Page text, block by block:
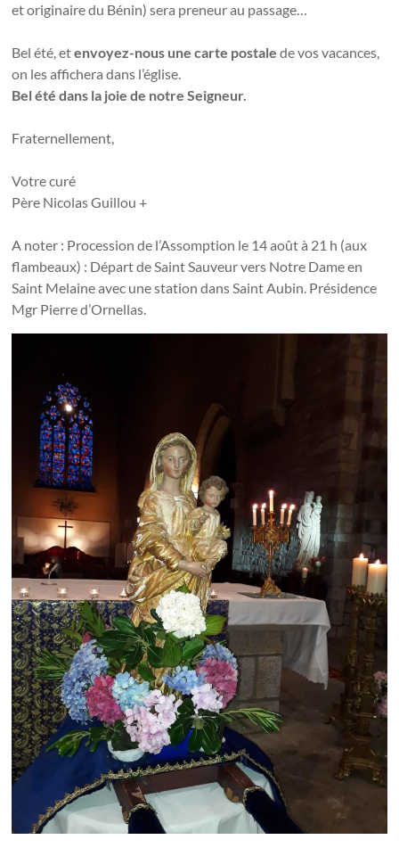
et originaire du Bénin) sera preneur au passage…
Bel été, etenvoyez-nous une carte postalede vos vacances,
on les affichera dans l’église.
Bel été dans la joie de notre Seigneur.
Fraternellement,
Votre curé
Père Nicolas Guillou +
A noter : Procession de l’Assomption le 14 août à 21 h (aux
flambeaux) : Départ de Saint Sauveur vers Notre Dame en
Saint Melaine avec une station dans Saint Aubin. Présidence
Mgr Pierre d’Ornellas.